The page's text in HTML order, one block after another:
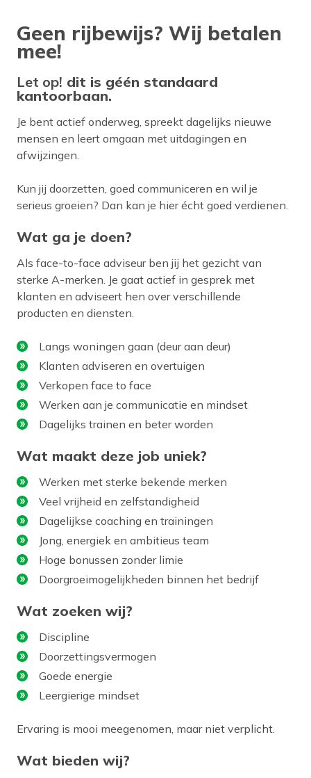
Geen rijbewijs? Wij betalen
mee!
Let op! dit is géén standaard
kantoorbaan.
Je bent actief onderweg, spreekt dagelijks nieuwe
mensen en leert omgaan met uitdagingen en
afwijzingen.
Kun jij doorzetten, goed communiceren en wil je
serieus groeien? Dan kan je hier écht goed verdienen.
Wat ga je doen?
Als face-to-face adviseur ben jij het gezicht van
sterke A-merken. Je gaat actief in gesprek met
klanten en adviseert hen over verschillende
producten en diensten.
Langs woningen gaan (deur aan deur)
Klanten adviseren en overtuigen
Verkopen face to face
Werken aan je communicatie en mindset
Dagelijks trainen en beter worden
Wat maakt deze job uniek?
Werken met sterke bekende merken
Veel vrijheid en zelfstandigheid
Dagelijkse coaching en trainingen
Jong, energiek en ambitieus team
Hoge bonussen zonder limie
Doorgroeimogelijkheden binnen het bedrijf
Wat zoeken wij?
Discipline
Doorzettingsvermogen
Goede energie
Leergierige mindset
Ervaring is mooi meegenomen, maar niet verplicht.
Wat bieden wij?